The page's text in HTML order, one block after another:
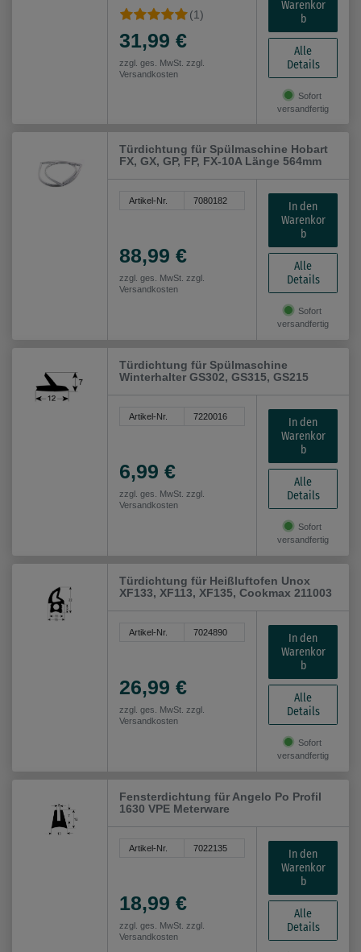
(1)
31,99 €
zzgl. ges. MwSt. zzgl.
Versandkosten
Warenkor
b
Alle
Details
Sofort
versandfertig
Türdichtung für Spülmaschine Hobart
FX, GX, GP, FP, FX-10A Länge 564mm
Artikel-Nr. 7080182
88,99 €
zzgl. ges. MwSt. zzgl.
Versandkosten
In den
Warenkor
b
Alle
Details
Sofort
versandfertig
Türdichtung für Spülmaschine
Winterhalter GS302, GS315, GS215
Artikel-Nr. 7220016
6,99 €
zzgl. ges. MwSt. zzgl.
Versandkosten
In den
Warenkor
b
Alle
Details
Sofort
versandfertig
Türdichtung für Heißluftofen Unox
XF133, XF113, XF135, Cookmax 211003
Artikel-Nr. 7024890
26,99 €
zzgl. ges. MwSt. zzgl.
Versandkosten
In den
Warenkor
b
Alle
Details
Sofort
versandfertig
Fensterdichtung für Angelo Po Profil
1630 VPE Meterware
Artikel-Nr. 7022135
18,99 €
zzgl. ges. MwSt. zzgl.
Versandkosten
In den
Warenkor
b
Alle
Details